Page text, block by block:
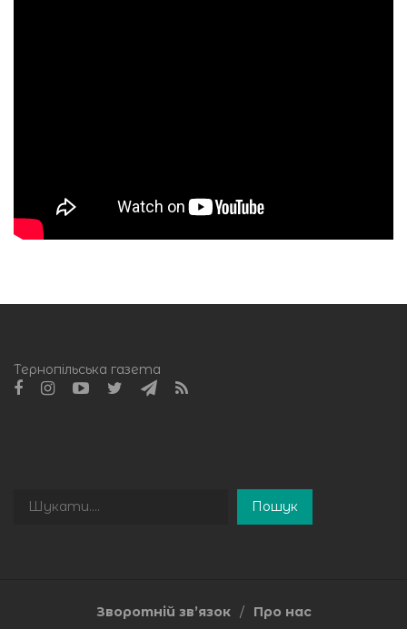
Тернопільська газета
Пошук
Пошук
Зворотній зв’язок Про нас